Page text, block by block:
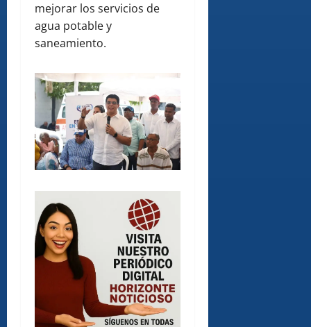
mejorar los servicios de
agua potable y
saneamiento.